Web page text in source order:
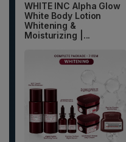
WHITE INC Alpha Glow
White Body Lotion
Whitening &
Moisturizing |...